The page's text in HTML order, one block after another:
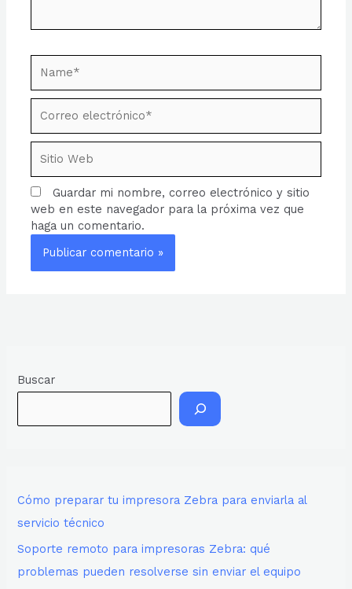
electrónico*
Web
Guardar mi nombre, correo electrónico y sitio
web en este navegador para la próxima vez que
haga un comentario.
Buscar
Cómo preparar tu impresora Zebra para enviarla al
servicio técnico
Soporte remoto para impresoras Zebra: qué
problemas pueden resolverse sin enviar el equipo